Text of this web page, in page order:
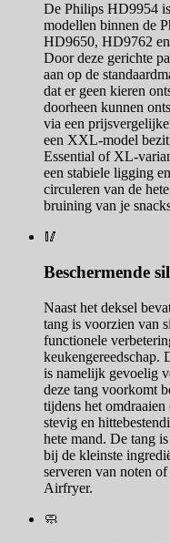
De Philips HD9954
modellen binnen de
HD9650, HD9762
Door deze gerichte
aan op de
dat er geen kieren
doorheen kunnen
via een
een XXL-model
Essential of XL-
een stabiele ligging
circuleren van de
bruining van je
🥢
Beschermende
Naast het deksel
tang is voorzien van
functionele
keukengereedschap.
is namelijk gevoelig
deze tang voorkomt
tijdens het
stevig en
hete mand. De tang
bij de kleinste
serveren van noten
Airfryer.
🧼